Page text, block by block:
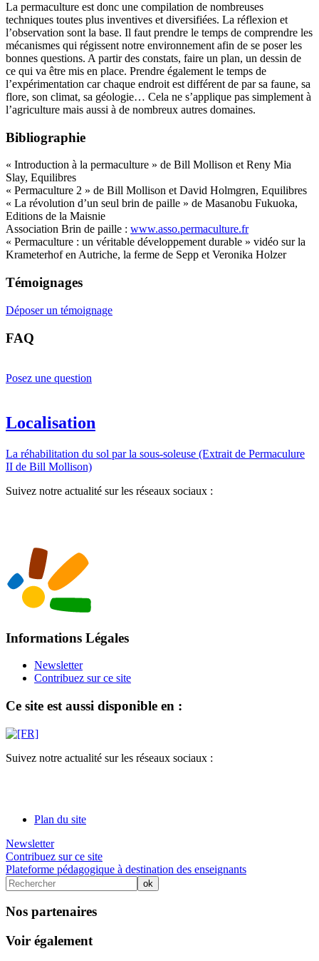
La permaculture est donc une compilation de nombreuses
techniques toutes plus inventives et diversifiées. La réflexion et
l’observation sont la base. Il faut prendre le temps de comprendre les
mécanismes qui régissent notre environnement afin de se poser les
bonnes questions. A partir des constats, faire un plan, un dessin de
ce qui va être mis en place. Prendre également le temps de
l’expérimentation car chaque endroit est différent de par sa faune, sa
flore, son climat, sa géologie… Cela ne s’applique pas simplement à
l’agriculture mais aussi à de nombreux autres domaines.
Bibliographie
« Introduction à la permaculture » de Bill Mollison et Reny Mia
Slay, Equilibres
« Permaculture 2 » de Bill Mollison et David Holmgren, Equilibres
« La révolution d’un seul brin de paille » de Masanobu Fukuoka,
Editions de la Maisnie
Association Brin de paille : www.asso.permaculture.fr
« Permaculture : un véritable développement durable » vidéo sur la
Krameterhof en Autriche, la ferme de Sepp et Veronika Holzer
Témoignages
Déposer un témoignage
FAQ
Posez une question
Localisation
La réhabilitation du sol par la sous-soleuse (Extrait de Permaculure
II de Bill Mollison)
Suivez notre actualité sur les réseaux sociaux :
Informations Légales
Newsletter
Contribuez sur ce site
Ce site est aussi disponible en :
Suivez notre actualité sur les réseaux sociaux :
Plan du site
Newsletter
Contribuez sur ce site
Plateforme pédagogique à destination des enseignants
Nos partenaires
Voir également